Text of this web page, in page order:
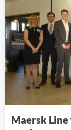
Maersk